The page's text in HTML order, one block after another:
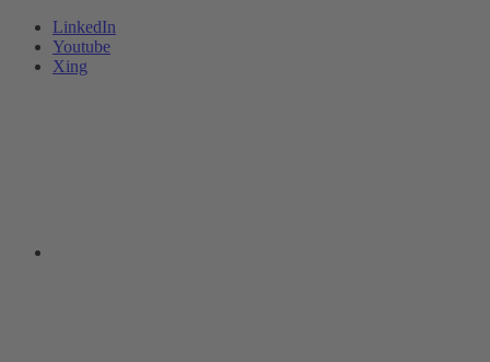
LinkedIn
Youtube
Xing